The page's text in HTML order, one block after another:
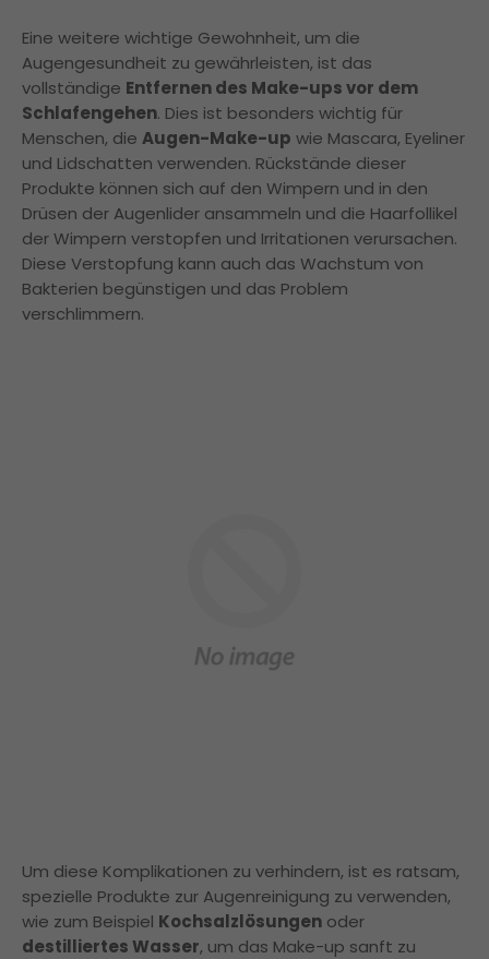
Eine weitere wichtige Gewohnheit, um die
Augengesundheit zu gewährleisten, ist das
vollständige Entfernen des Make-ups vor dem
Schlafengehen. Dies ist besonders wichtig für
Menschen, die Augen-Make-up wie Mascara, Eyeliner
und Lidschatten verwenden. Rückstände dieser
Produkte können sich auf den Wimpern und in den
Drüsen der Augenlider ansammeln und die Haarfollikel
der Wimpern verstopfen und Irritationen verursachen.
Diese Verstopfung kann auch das Wachstum von
Bakterien begünstigen und das Problem
verschlimmern.
Um diese Komplikationen zu verhindern, ist es ratsam,
spezielle Produkte zur Augenreinigung zu verwenden,
wie zum Beispiel Kochsalzlösungen oder
destilliertes Wasser, um das Make-up sanft zu